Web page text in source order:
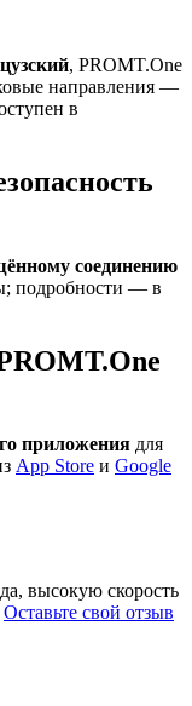
, PROMT.One
направления —
в
соединению
подробности — в
приложения для
App Store и Google
высокую скорость
Оставьте свой отзыв